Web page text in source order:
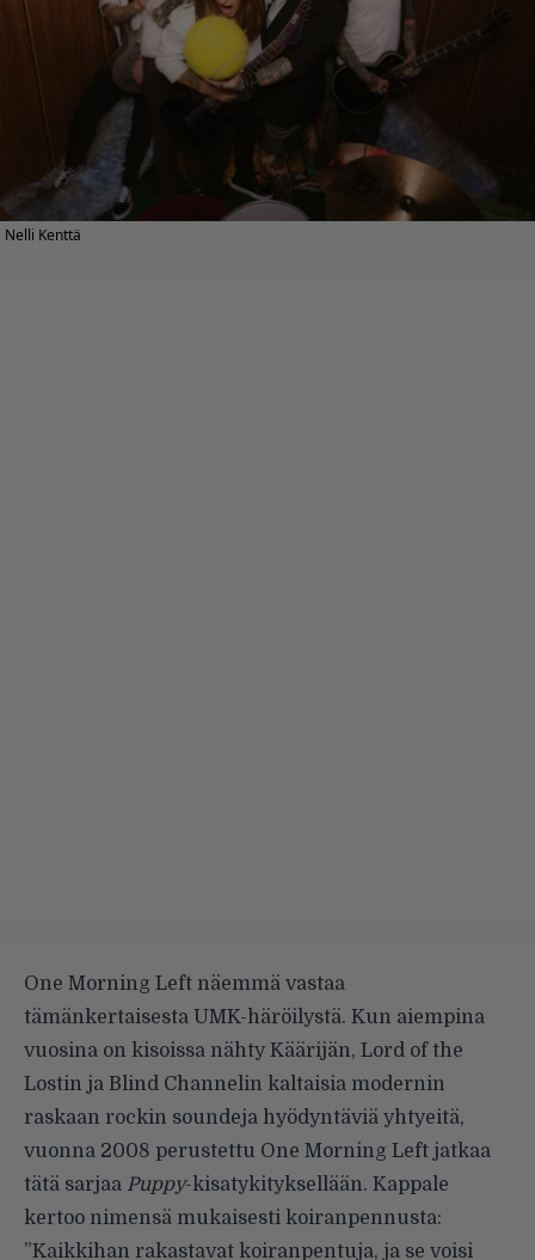
Nelli Kenttä
One Morning Left näemmä vastaa
tämänkertaisesta UMK-häröilystä. Kun aiempina
vuosina on kisoissa nähty Käärijän, Lord of the
Lostin ja Blind Channelin kaltaisia modernin
raskaan rockin soundeja hyödyntäviä yhtyeitä,
vuonna 2008 perustettu One Morning Left jatkaa
tätä sarjaa Puppy-kisatykityksellään. Kappale
kertoo nimensä mukaisesti koiranpennusta:
”Kaikkihan rakastavat koiranpentuja, ja se voisi